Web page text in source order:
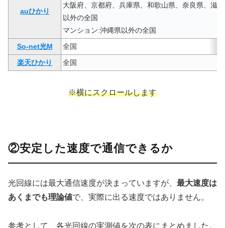
auひかり
大阪府、京都府、兵庫県、和歌山県、奈良県、滋
以外の全国
マンション:沖縄県以外の全国
So-net光M
全国
楽天ひかり
全国
※横にスクロールします
②安定した速度で通信できるか
光回線には最大通信速度が決まっていますが、 最大速度は
あくまでも理論値で、実際に出る速度ではありません。
参考として、各光回線の実測値を次の表にまとめました。